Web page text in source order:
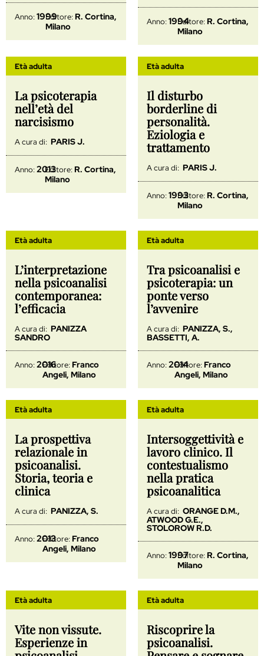
Anno:1999
Editore: R. Cortina,
Milano
Anno:1994
Editore: R. Cortina,
Milano
Età adulta
La psicoterapia
nell’età del
narcisismo
A cura di: PARIS J.
Anno:2013
Editore:R. Cortina,
Milano
Età adulta
Il disturbo
borderline di
personalità.
Eziologia e
trattamento
A cura di: PARIS J.
Anno:1993Editore:R. Cortina,
Milano
Età adulta
L’interpretazione
nella psicoanalisi
contemporanea:
l’efficacia
A cura di: PANIZZA
SANDRO
Anno:2016
Editore:Franco
Angeli, Milano
Età adulta
Tra psicoanalisi e
psicoterapia: un
ponte verso
l’avvenire
A cura di: PANIZZA, S.,
BASSETTI, A.
Anno:2014
Editore:Franco
Angeli, Milano
Età adulta
La prospettiva
relazionale in
psicoanalisi.
Storia, teoria e
clinica
A cura di: PANIZZA, S.
Anno:2013
Editore:Franco
Angeli, Milano
Età adulta
Intersoggettività e
lavoro clinico. Il
contestualismo
nella pratica
psicoanalitica
A cura di: ORANGE D.M.,
ATWOOD G.E.,
STOLOROW R.D.
Anno:1997Editore:R. Cortina,
Milano
Età adulta
Vite non vissute.
Esperienze in
Età adulta
Riscoprire la
psicoanalisi.